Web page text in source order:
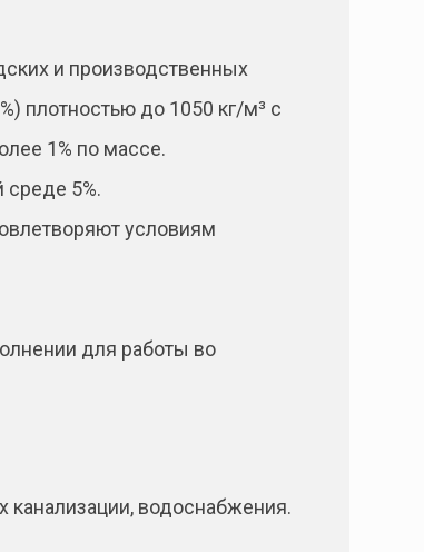
и производственных
плотностью до 1050 кг/м³ с
1% по массе.
5%.
условиям
для работы во
водоснабжения.